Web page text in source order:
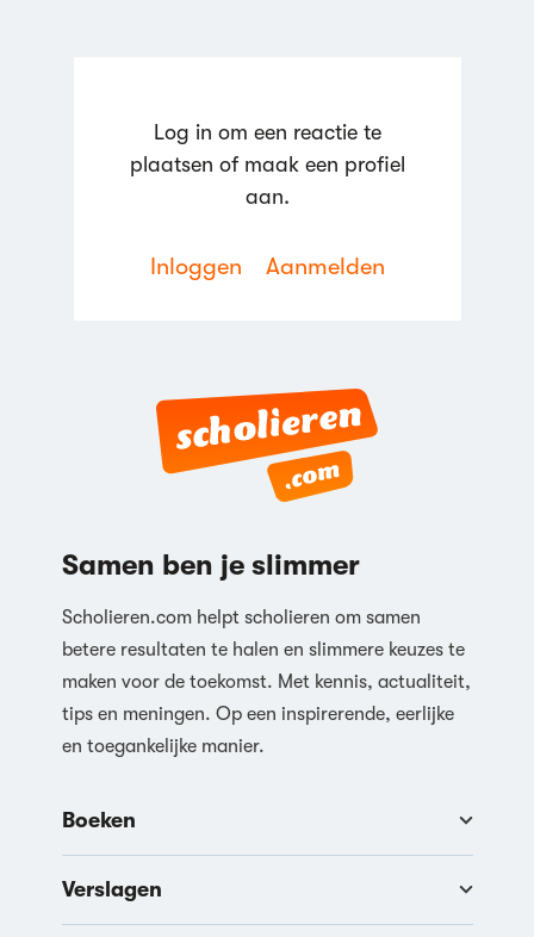
Log in om een reactie te
plaatsen of maak een profiel
aan.
Inloggen Aanmelden
Samen ben je slimmer
Scholieren.com helpt scholieren om samen
betere resultaten te halen en slimmere keuzes te
maken voor de toekomst. Met kennis, actualiteit,
tips en meningen. Op een inspirerende, eerlijke
en toegankelijke manier.
Boeken
Verslagen